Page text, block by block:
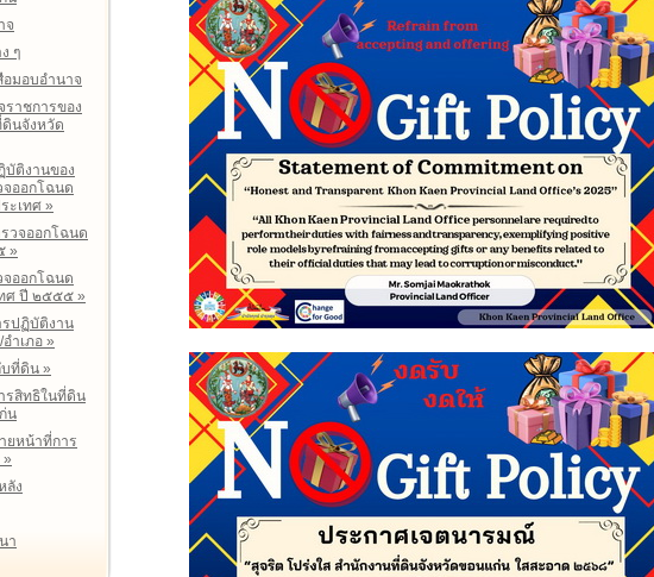
จ
ๆ
อมอบอำนาจ
ราชการของ
ดินจังหวัด
บัติงานของ
จออกโฉนด
ะเทศ »
วจออกโฉนด
»
จออกโฉนด
ศ ปี ๒๕๕๕ »
รปฏิบัติงาน
ำเภอ »
บที่ดิน »
รสิทธิในที่ดิน
น
ยหน้าที่การ
»
ลัง
า